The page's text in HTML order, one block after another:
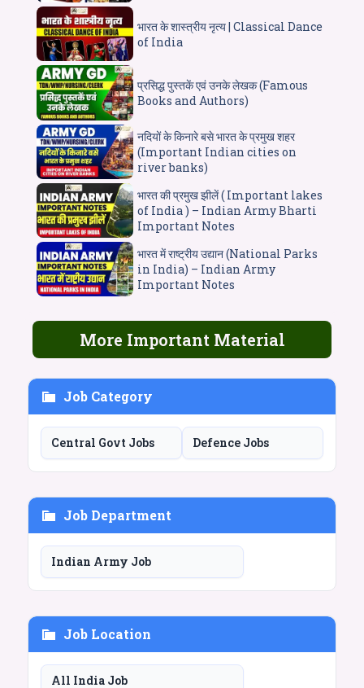
भारत के शास्त्रीय नृत्य | Classical Dance
of India
प्रसिद्ध पुस्तकें एवं उनके लेखक (Famous
Books and Authors)
नदियों के किनारे बसे भारत के प्रमुख शहर
(Important Indian cities on
river banks)
भारत की प्रमुख झीलें ( Important lakes
of India ) – Indian Army Bharti
Important Notes
भारत में राष्ट्रीय उद्यान (National Parks
in India) – Indian Army
Important Notes
More Important Material
Job Category
Central Govt Jobs Defence Jobs
Job Department
Indian Army Job
Job Location
All India Job